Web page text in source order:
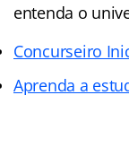
entenda o
Concurseiro
Aprenda a